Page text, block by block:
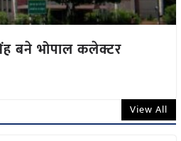
बने भोपाल कलेक्टर
View All